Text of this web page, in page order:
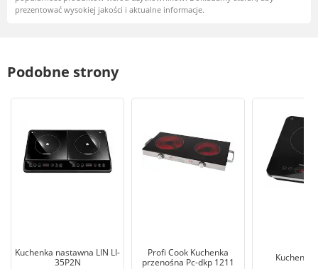
prezentować wysokiej jakości i aktualne informacje.
Podobne strony
Kuchenka nastawna LIN LI-
35P2N
Profi Cook Kuchenka
przenośna Pc-dkp 1211
Kuchenka